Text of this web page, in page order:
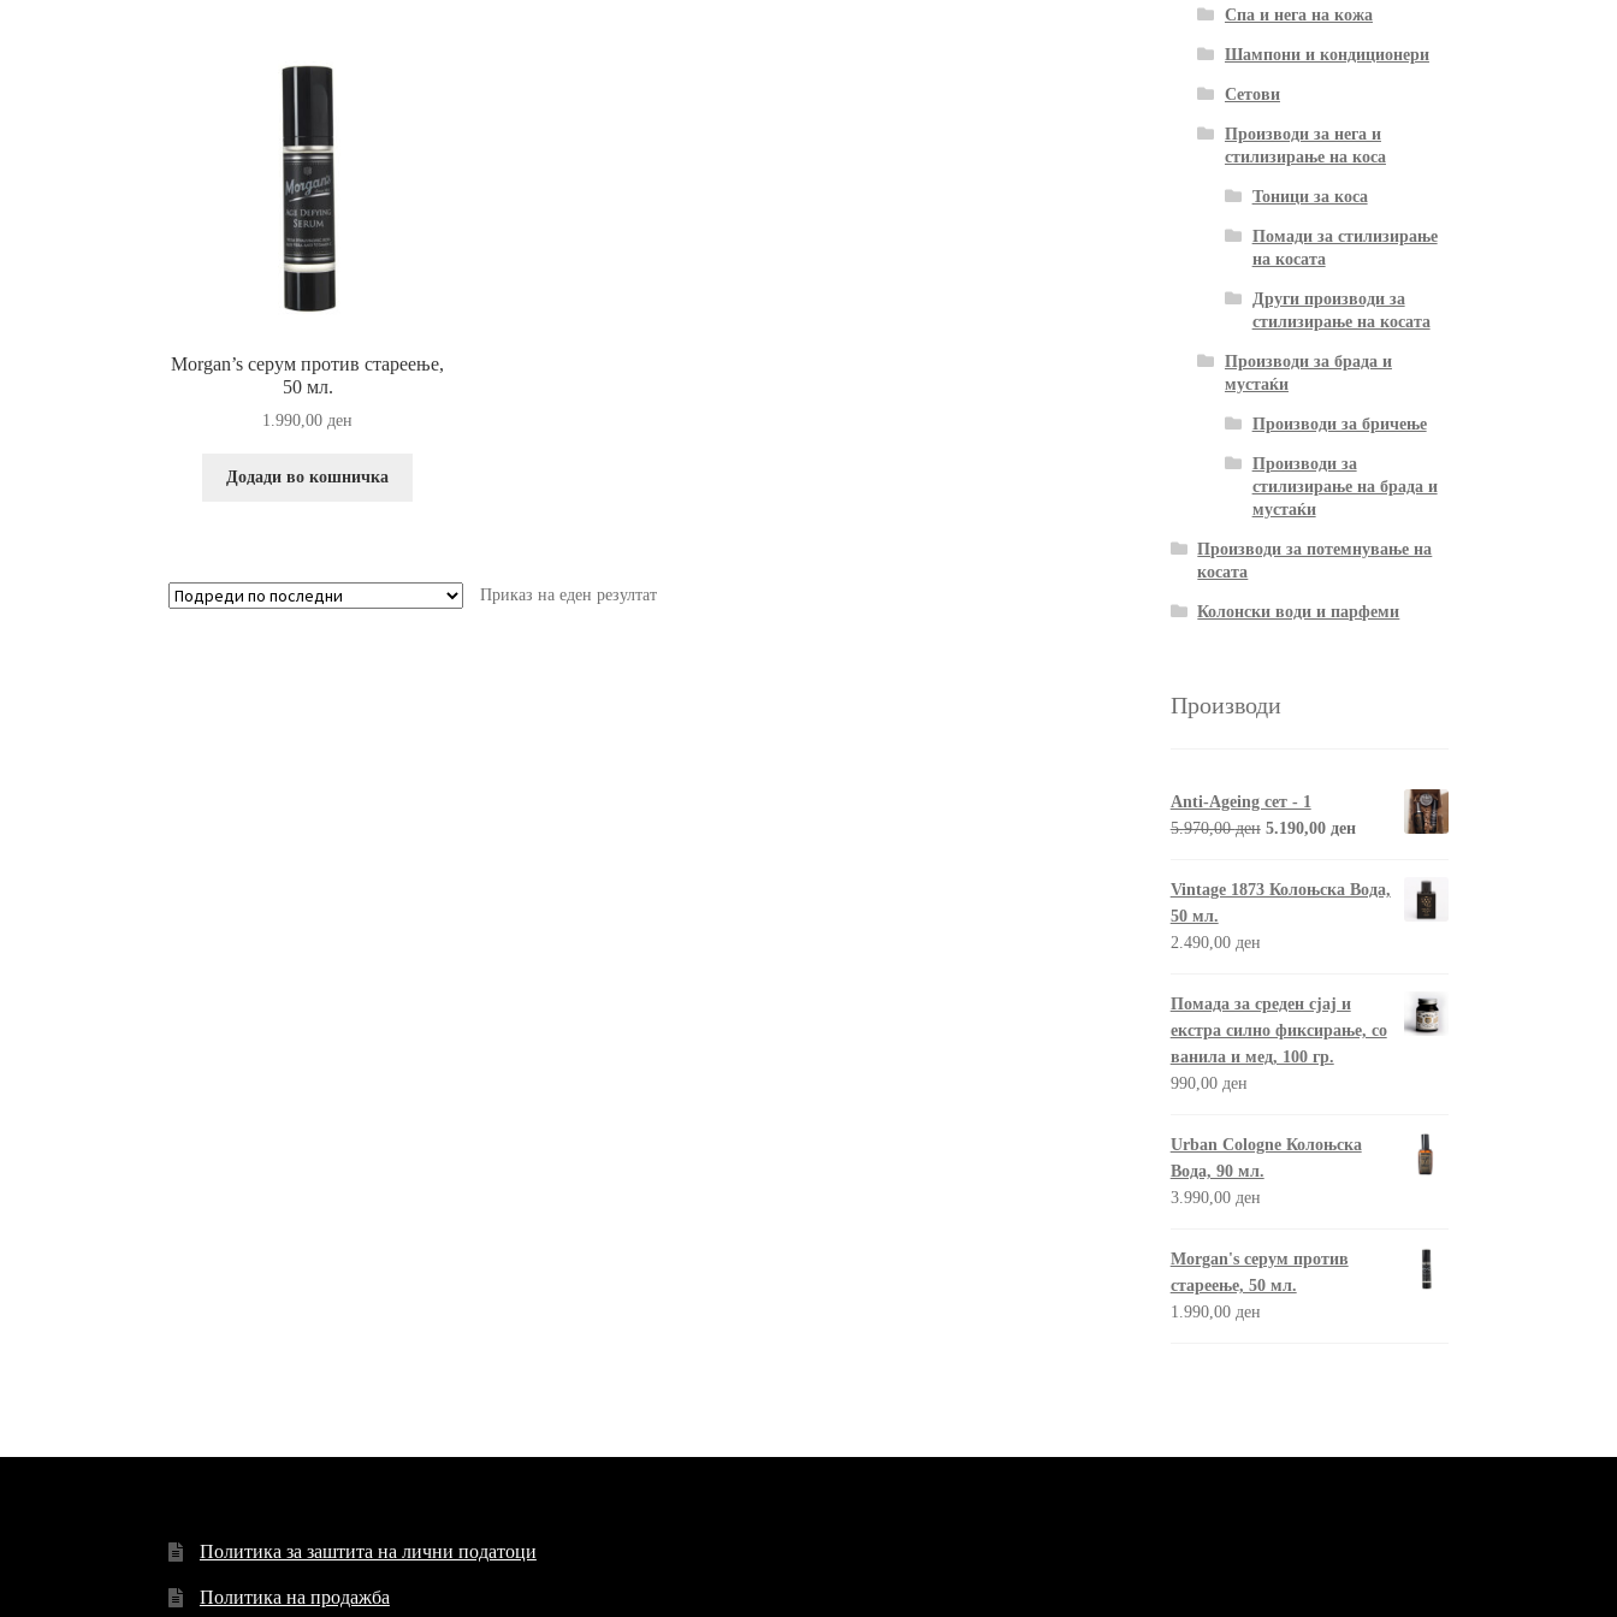
Morgan’s серум против стареење,
50 мл.
1.990,00ден
Додади во кошничка
Приказ на еден резултат
Спа и нега на кожа
Шампони и кондиционери
Сетови
Производи за нега и
стилизирање на коса
Тоници за коса
Помади за стилизирање
на косата
Други производи за
стилизирање на косата
Производи за брада и
мустаќи
Производи за бричење
Производи за
стилизирање на брада и
мустаќи
Производи за потемнување на
косата
Колонски води и парфеми
Производи
Anti-Ageing сет - 1
5.970,00ден 5.190,00 ден
Vintage 1873 Колоњска Вода,
50 мл.
2.490,00 ден
Помада за среден сјај и
екстра силно фиксирање, со
ванила и мед, 100 гр.
990,00 ден
Urban Cologne Колоњска
Вода, 90 мл.
3.990,00 ден
Morgan's серум против
стареење, 50 мл.
1.990,00 ден
Политика за заштита на лични податоци
Политика на продажба